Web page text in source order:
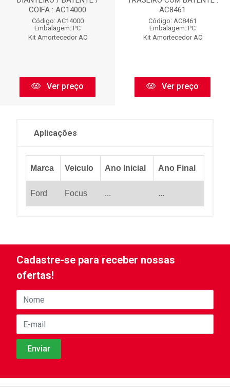
COIFA : AC14000
Código: AC14000
Embalagem: PC
Kit Amortecedor AC
Ver preço
AC8461
Código: AC8461
Embalagem: PC
Kit Amortecedor AC
Ver preço
Aplicações
Marca Veiculo Ano Inicial Ano Final
Ford Focus ... ...
Cadastre-se para receber nossas
ofertas!